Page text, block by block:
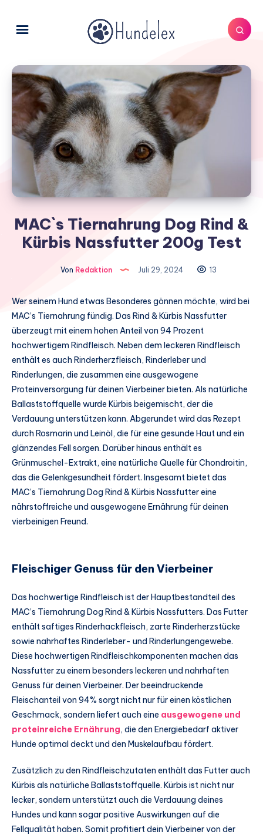
MAC`s Tiernahrung Dog Rind &
Kürbis Nassfutter 200g Test
Von Redaktion Juli 29, 2024 13
Wer seinem Hund etwas Besonderes gönnen möchte, wird bei
MAC’s Tiernahrung fündig. Das Rind & Kürbis Nassfutter
überzeugt mit einem hohen Anteil von 94 Prozent
hochwertigem Rindfleisch. Neben dem leckeren Rindfleisch
enthält es auch Rinderherzfleisch, Rinderleber und
Rinderlungen, die zusammen eine ausgewogene
Proteinversorgung für deinen Vierbeiner bieten. Als natürliche
Ballaststoffquelle wurde Kürbis beigemischt, der die
Verdauung unterstützen kann. Abgerundet wird das Rezept
durch Rosmarin und Leinöl, die für eine gesunde Haut und ein
glänzendes Fell sorgen. Darüber hinaus enthält es
Grünmuschel-Extrakt, eine natürliche Quelle für Chondroitin,
das die Gelenkgesundheit fördert. Insgesamt bietet das
MAC’s Tiernahrung Dog Rind & Kürbis Nassfutter eine
nährstoffreiche und ausgewogene Ernährung für deinen
vierbeinigen Freund.
Fleischiger Genuss für den Vierbeiner
Das hochwertige Rindfleisch ist der Hauptbestandteil des
MAC’s Tiernahrung Dog Rind & Kürbis Nassfutters. Das Futter
enthält saftiges Rinderhackfleisch, zarte Rinderherzstücke
sowie nahrhaftes Rinderleber- und Rinderlungengewebe.
Diese hochwertigen Rindfleischkomponenten machen das
Nassfutter zu einem besonders leckeren und nahrhaften
Genuss für deinen Vierbeiner. Der beeindruckende
Fleischanteil von 94% sorgt nicht nur für einen köstlichen
Geschmack, sondern liefert auch eine ausgewogene und
proteinreiche Ernährung, die den Energiebedarf aktiver
Hunde optimal deckt und den Muskelaufbau fördert.
Zusätzlich zu den Rindfleischzutaten enthält das Futter auch
Kürbis als natürliche Ballaststoffquelle. Kürbis ist nicht nur
lecker, sondern unterstützt auch die Verdauung deines
Hundes und kann sogar positive Auswirkungen auf die
Fellqualität haben. Somit profitiert dein Vierbeiner von der